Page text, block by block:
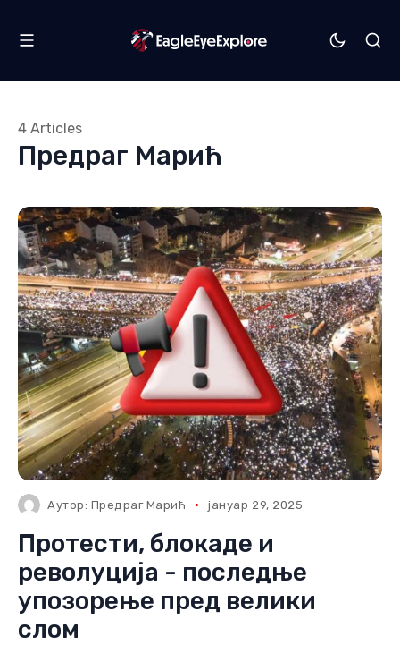
Предраг Марић
4 Articles
Аутор: Предраг Марић јануар 29, 2025
Протести, блокаде и
револуција - последње
упозорење пред велики
слом